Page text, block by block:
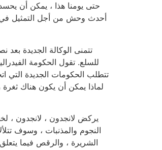
حتى يومنا هذا ، يمكن أن
للسلع. تقول الحكومة
تتطلب الحكومات الجديدة التي
يركض لانجدون ، لانجدون ،
النجوم والمذنبات ، وسوف